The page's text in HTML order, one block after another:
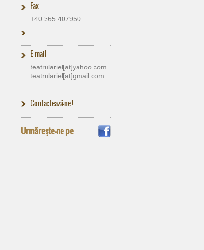
Fax
+40 365 407950
E-mail
teatrulariel[at]​yahoo.com
teatrulariel[at]​gmail.com
Contactează-ne !
Urmăreşte-ne pe